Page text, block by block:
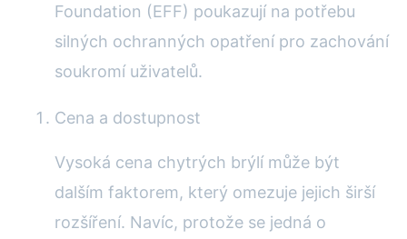
Foundation (EFF) poukazují na potřebu
silných ochranných opatření pro zachování
soukromí uživatelů.
Cena a dostupnost
Vysoká cena chytrých brýlí může být
dalším faktorem, který omezuje jejich širší
rozšíření. Navíc, protože se jedná o